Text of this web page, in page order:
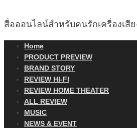
สื่อออนไลน์สำหรับคนรักเครื่องเสี
Home
PRODUCT PREVIEW
BRAND STORY
REVIEW HI-FI
REVIEW HOME THEATER
ALL REVIEW
MUSIC
NEWS & EVENT